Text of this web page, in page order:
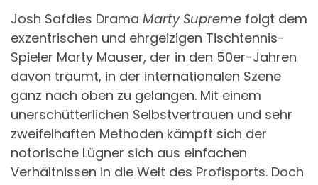
Josh Safdies Drama Marty Supreme folgt dem
exzentrischen und ehrgeizigen Tischtennis-
Spieler Marty Mauser, der in den 50er-Jahren
davon träumt, in der internationalen Szene
ganz nach oben zu gelangen. Mit einem
unerschütterlichen Selbstvertrauen und sehr
zweifelhaften Methoden kämpft sich der
notorische Lügner sich aus einfachen
Verhältnissen in die Welt des Profisports. Doch